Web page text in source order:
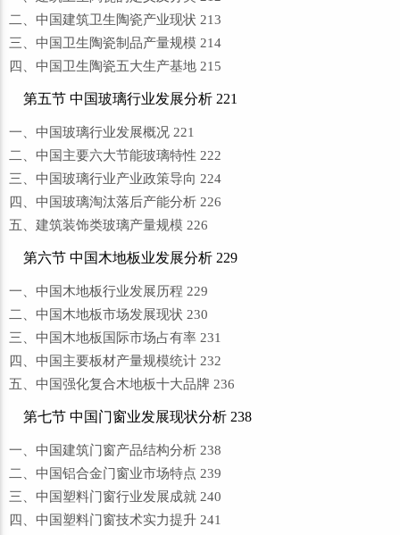
二、中国建筑卫生陶瓷产业现状 213
三、中国卫生陶瓷制品产量规模 214
四、中国卫生陶瓷五大生产基地 215
第五节 中国玻璃行业发展分析 221
一、中国玻璃行业发展概况 221
二、中国主要六大节能玻璃特性 222
三、中国玻璃行业产业政策导向 224
四、中国玻璃淘汰落后产能分析 226
五、建筑装饰类玻璃产量规模 226
第六节 中国木地板业发展分析 229
一、中国木地板行业发展历程 229
二、中国木地板市场发展现状 230
三、中国木地板国际市场占有率 231
四、中国主要板材产量规模统计 232
五、中国强化复合木地板十大品牌 236
第七节 中国门窗业发展现状分析 238
一、中国建筑门窗产品结构分析 238
二、中国铝合金门窗业市场特点 239
三、中国塑料门窗行业发展成就 240
四、中国塑料门窗技术实力提升 241